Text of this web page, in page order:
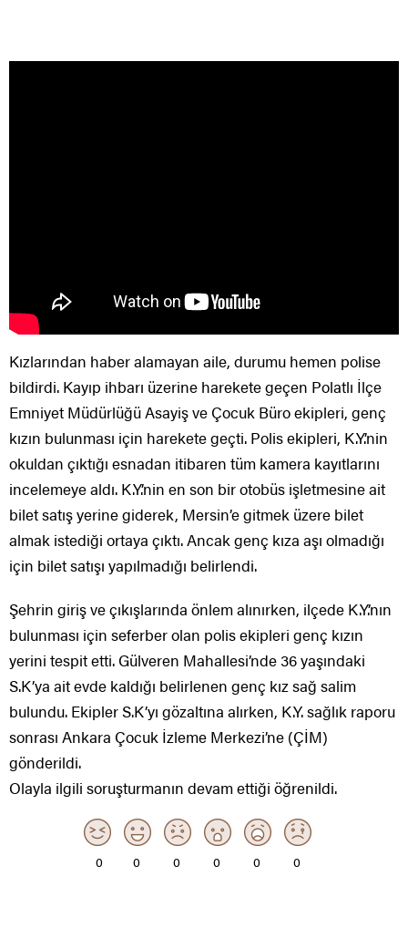
Kızlarından haber alamayan aile, durumu hemen polise
bildirdi. Kayıp ihbarı üzerine harekete geçen Polatlı İlçe
Emniyet Müdürlüğü Asayiş ve Çocuk Büro ekipleri, genç
kızın bulunması için harekete geçti. Polis ekipleri, K.Y.’nin
okuldan çıktığı esnadan itibaren tüm kamera kayıtlarını
incelemeye aldı. K.Y.’nin en son bir otobüs işletmesine ait
bilet satış yerine giderek, Mersin’e gitmek üzere bilet
almak istediği ortaya çıktı. Ancak genç kıza aşı olmadığı
için bilet satışı yapılmadığı belirlendi.
Şehrin giriş ve çıkışlarında önlem alınırken, ilçede K.Y.’nın
bulunması için seferber olan polis ekipleri genç kızın
yerini tespit etti. Gülveren Mahallesi’nde 36 yaşındaki
S.K’ya ait evde kaldığı belirlenen genç kız sağ salim
bulundu. Ekipler S.K’yı gözaltına alırken, K.Y. sağlık raporu
sonrası Ankara Çocuk İzleme Merkezi’ne (ÇİM)
gönderildi.
Olayla ilgili soruşturmanın devam ettiği öğrenildi.
0 0 0 0 0 0